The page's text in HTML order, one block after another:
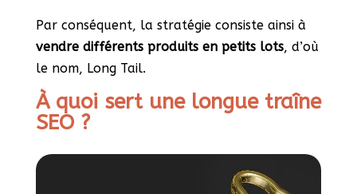
Par conséquent, la stratégie consiste ainsi à
vendre différents produits en petits lots, d’où
le nom, Long Tail.
À quoi sert une longue traîne
SEO ?